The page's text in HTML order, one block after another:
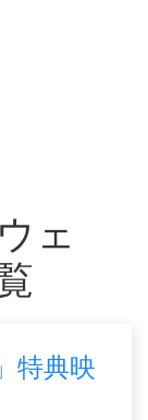
ェ
特典映